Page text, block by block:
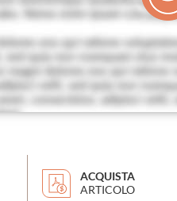
ACQUISTA
ARTICOLO